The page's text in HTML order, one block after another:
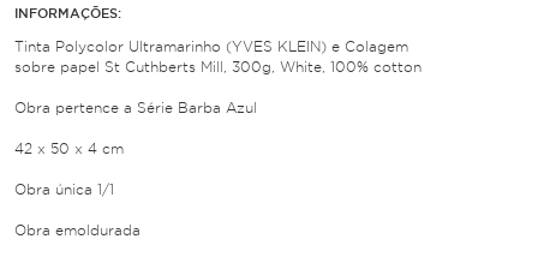
INFORMAÇÕES:
Tinta Polycolor Ultramarinho (YVES KLEIN) e Colagem
sobre papel St Cuthberts Mill, 300g, White, 100% cotton
Obra pertence a Série Barba Azul
42 x 50 x 4 cm
Obra única 1/1
Obra emoldurada